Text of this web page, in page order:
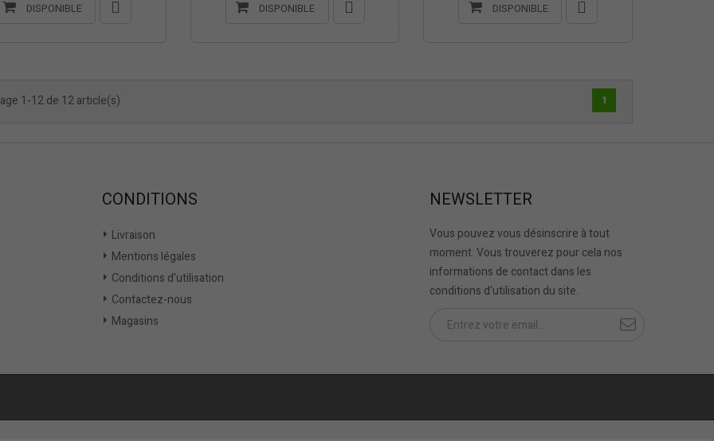
DISPONIBLE DISPONIBLE DISPONIBLE
1-12 de 12 article(s) 1
CONDITIONS
Livraison
Mentions légales
Conditions d'utilisation
Contactez-nous
Magasins
NEWSLETTER
Vous pouvez vous désinscrire à tout
moment. Vous trouverez pour cela nos
informations de contact dans les
conditions d'utilisation du site.